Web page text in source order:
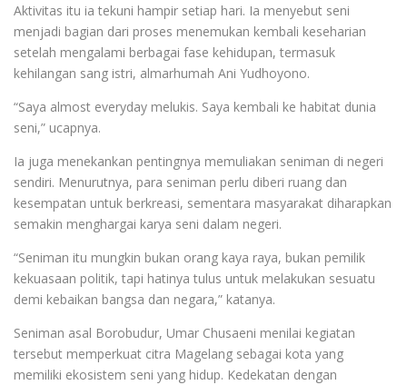
Aktivitas itu ia tekuni hampir setiap hari. Ia menyebut seni
menjadi bagian dari proses menemukan kembali keseharian
setelah mengalami berbagai fase kehidupan, termasuk
kehilangan sang istri, almarhumah Ani Yudhoyono.
“Saya almost everyday melukis. Saya kembali ke habitat dunia
seni,” ucapnya.
Ia juga menekankan pentingnya memuliakan seniman di negeri
sendiri. Menurutnya, para seniman perlu diberi ruang dan
kesempatan untuk berkreasi, sementara masyarakat diharapkan
semakin menghargai karya seni dalam negeri.
“Seniman itu mungkin bukan orang kaya raya, bukan pemilik
kekuasaan politik, tapi hatinya tulus untuk melakukan sesuatu
demi kebaikan bangsa dan negara,” katanya.
Seniman asal Borobudur, Umar Chusaeni menilai kegiatan
tersebut memperkuat citra Magelang sebagai kota yang
memiliki ekosistem seni yang hidup. Kedekatan dengan